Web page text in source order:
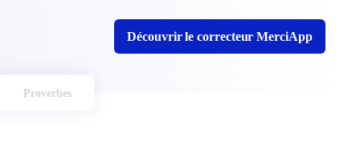
Découvrir le correcteur MerciApp
Proverbes